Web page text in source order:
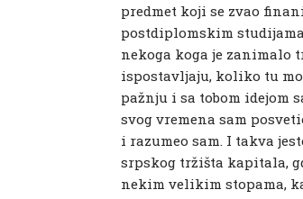
predmet koji se zvao
postdiplomskim
nekoga koga je zanimalo
ispostavljaju, koliko tu
pažnju i sa tobom idejom
svog vremena sam
i razumeo sam. I takva
srpskog tržišta kapitala,
nekim velikim stopama,